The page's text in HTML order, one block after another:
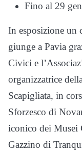
Fino al 29
In esposizione un
giunge a Pavia
Civici e
organizzatrice
Scapigliata, in
Sforzesco di
iconico dei Musei
Gazzino di